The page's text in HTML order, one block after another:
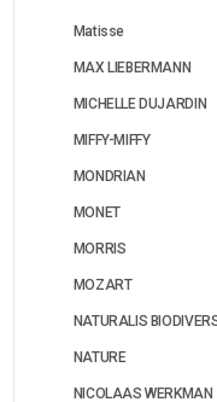
Matisse
MAX LIEBERMANN
MICHELLE DUJARDIN
MIFFY-MIFFY
MONDRIAN
MONET
MORRIS
MOZART
NATURALIS
NATURE
NICOLAAS WERKMAN